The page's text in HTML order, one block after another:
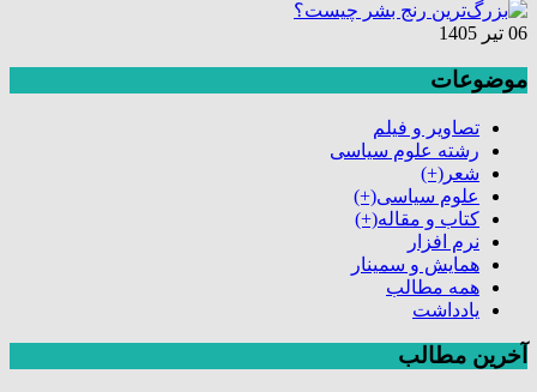
06 تیر 1405
موضوعات
تصاویر و فیلم
رشته علوم سیاسی
شعر (+)
علوم سیاسی(+)
کتاب و مقاله(+)
نرم افزار
همایش و سمینار
همه مطالب
یادداشت
آخرین مطالب